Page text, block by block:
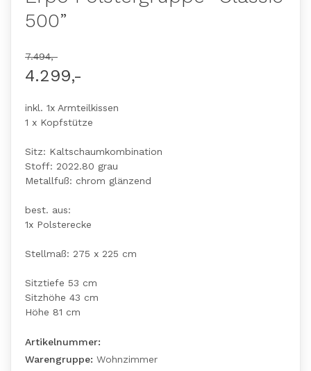
500”
7.494,-
4.299,-
inkl. 1x Armteilkissen
1 x Kopfstütze
Sitz: Kaltschaumkombination
Stoff: 2022.80 grau
Metallfuß: chrom glänzend
best. aus:
1x Polsterecke
Stellmaß: 275 x 225 cm
Sitztiefe 53 cm
Sitzhöhe 43 cm
Höhe 81 cm
Artikelnummer:
Warengruppe: Wohnzimmer